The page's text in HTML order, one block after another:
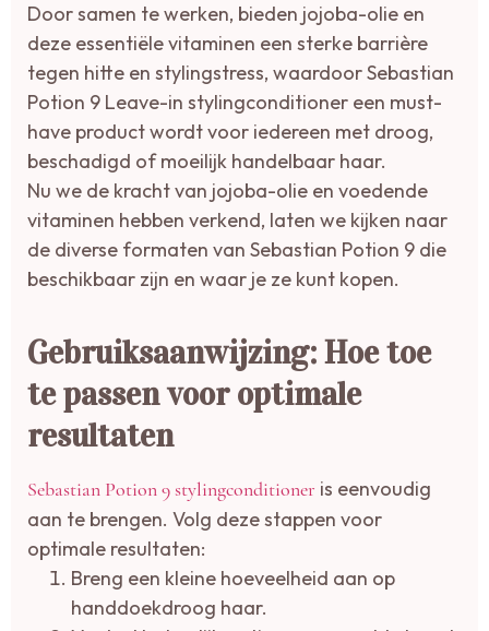
Door samen te werken, bieden jojoba-olie en
deze essentiële vitaminen een sterke barrière
tegen hitte en stylingstress, waardoor Sebastian
Potion 9 Leave-in stylingconditioner een must-
have product wordt voor iedereen met droog,
beschadigd of moeilijk handelbaar haar.
Nu we de kracht van jojoba-olie en voedende
vitaminen hebben verkend, laten we kijken naar
de diverse formaten van Sebastian Potion 9 die
beschikbaar zijn en waar je ze kunt kopen.
Gebruiksaanwijzing: Hoe toe
te passen voor optimale
resultaten
Sebastian Potion 9 stylingconditioner is eenvoudig
aan te brengen. Volg deze stappen voor
optimale resultaten:
Breng een kleine hoeveelheid aan op
handdoekdroog haar.